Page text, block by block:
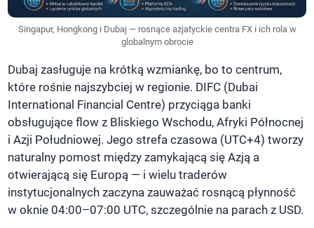
Singapur, Hongkong i Dubaj — rosnące azjatyckie centra FX i ich rola w
globalnym obrocie
Dubaj zasługuje na krótką wzmiankę, bo to centrum,
które rośnie najszybciej w regionie. DIFC (Dubai
International Financial Centre) przyciąga banki
obsługujące flow z Bliskiego Wschodu, Afryki Północnej
i Azji Południowej. Jego strefa czasowa (UTC+4) tworzy
naturalny pomost między zamykającą się Azją a
otwierającą się Europą — i wielu traderów
instytucjonalnych zaczyna zauważać rosnącą płynność
w oknie 04:00–07:00 UTC, szczególnie na parach z USD.